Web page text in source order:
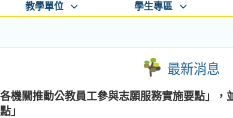
教學單位 學生專區
最新消息
機關推動公教員工參與志願服務實施要點」
」